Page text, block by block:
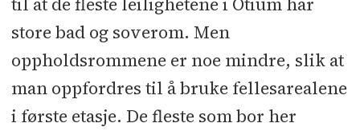
store bad og soverom. Men
oppholdsrommene er noe mindre, slik at
man oppfordres til å bruke fellesarealene
i første etasje. De fleste som bor her